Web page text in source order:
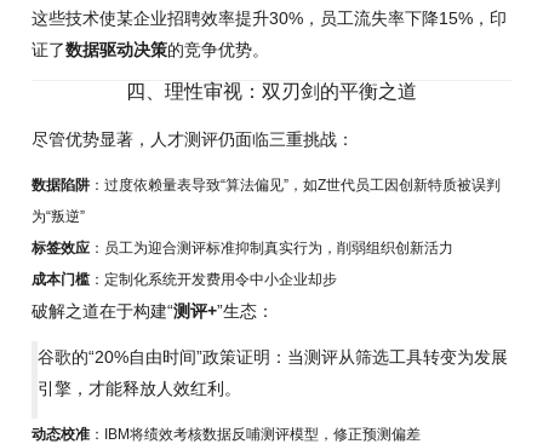
这些技术使某企业招聘效率提升30%，员工流失率下降15%，印
证了数据驱动决策的竞争优势。
四、理性审视：双刃剑的平衡之道
尽管优势显著，人才测评仍面临三重挑战：
数据陷阱 ：过度依赖量表导致“算法偏见”，如Z世代员工因创新特质被误判
为“叛逆”
标签效应 ：员工为迎合测评标准抑制真实行为，削弱组织创新活力
成本门槛 ：定制化系统开发费用令中小企业却步
破解之道在于构建“测评+”生态：
谷歌的“20%自由时间”政策证明：当测评从筛选工具转变为发展
引擎，才能释放人效红利。
动态校准 ：IBM将绩效考核数据反哺测评模型，修正预测偏差